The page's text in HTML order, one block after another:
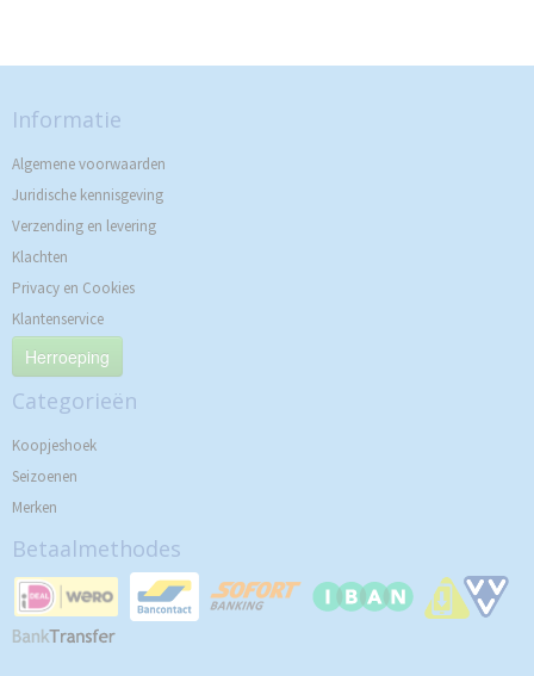
Informatie
Algemene voorwaarden
Juridische kennisgeving
Verzending en levering
Klachten
Privacy en Cookies
Klantenservice
Herroeping
Categorieën
Koopjeshoek
Seizoenen
Merken
Betaalmethodes